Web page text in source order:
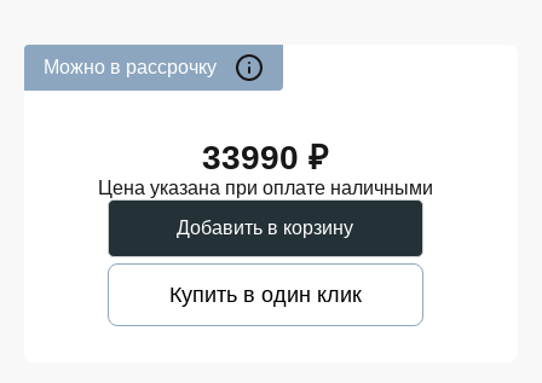
Можно в рассрочку
33990 ₽
Цена указана при оплате наличными
Добавить в корзину
Купить в один клик